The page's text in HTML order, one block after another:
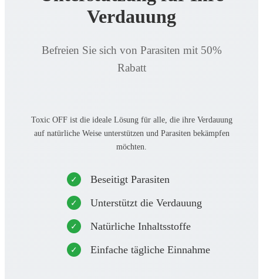
Verdauung
Befreien Sie sich von Parasiten mit 50%
Rabatt
Toxic OFF ist die ideale Lösung für alle, die ihre Verdauung
auf natürliche Weise unterstützen und Parasiten bekämpfen
möchten.
Beseitigt Parasiten
Unterstützt die Verdauung
Natürliche Inhaltsstoffe
Einfache tägliche Einnahme